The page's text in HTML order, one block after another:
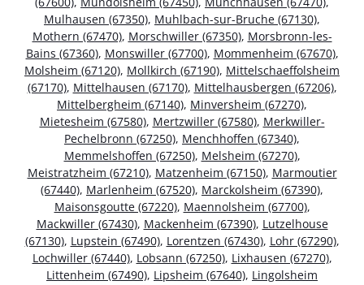
Mulhausen (67350), Muhlbach-sur-Bruche (67130),
Mothern (67470), Morschwiller (67350), Morsbronn-les-
Bains (67360), Monswiller (67700), Mommenheim (67670),
Molsheim (67120), Mollkirch (67190), Mittelschaeffolsheim
(67170), Mittelhausen (67170), Mittelhausbergen (67206),
Mittelbergheim (67140), Minversheim (67270),
Mietesheim (67580), Mertzwiller (67580), Merkwiller-
Pechelbronn (67250), Menchhoffen (67340),
Memmelshoffen (67250), Melsheim (67270),
Meistratzheim (67210), Matzenheim (67150), Marmoutier
(67440), Marlenheim (67520), Marckolsheim (67390),
Maisonsgoutte (67220), Maennolsheim (67700),
Mackwiller (67430), Mackenheim (67390), Lutzelhouse
(67130), Lupstein (67490), Lorentzen (67430), Lohr (67290),
Lochwiller (67440), Lobsann (67250), Lixhausen (67270),
Littenheim (67490), Lipsheim (67640), Lingolsheim